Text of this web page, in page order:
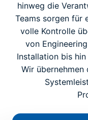
hinweg die
Teams sorgen für
volle Kontrolle
von
Installation bis
Wir